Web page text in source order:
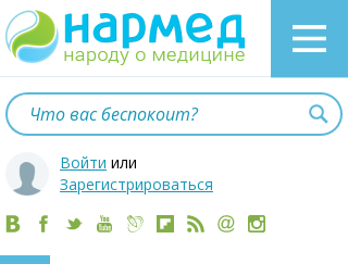
Войти или
Зарегистрироваться